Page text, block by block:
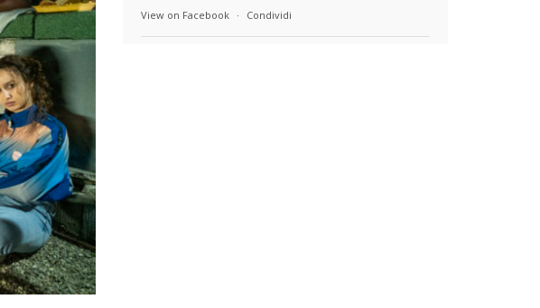
View on Facebook · Condividi